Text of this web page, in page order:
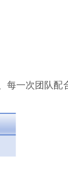
每一次团队配